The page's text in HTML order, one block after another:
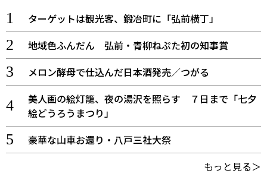
ターゲットは観光客、鍛冶町に「弘前横丁」
地域色ふんだん 弘前・青柳ねぷた初の知事賞
メロン酵母で仕込んだ日本酒発売／つがる
美人画の絵灯籠、夜の湯沢を照らす ７日まで「七夕
絵どうろうまつり」
豪華な山車お還り・八戸三社大祭
もっと見る＞